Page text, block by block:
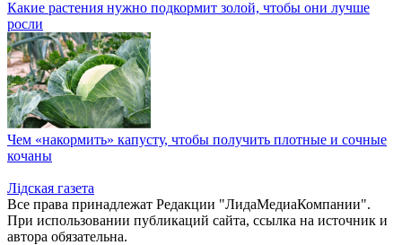
Какие растения нужно подкормит золой, чтобы они лучше
росли
Чем «накормить» капусту, чтобы получить плотные и сочные
кочаны
Лiдская газета
Все права принадлежат Редакции "ЛидаМедиаКомпании".
При использовании публикаций сайта, ссылка на источник и
автора обязательна.